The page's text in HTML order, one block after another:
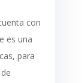
con
es una
para